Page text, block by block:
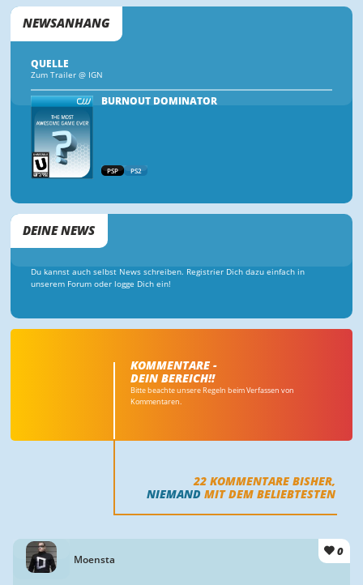
NEWSANHANG
QUELLE
Zum Trailer @ IGN
BURNOUT DOMINATOR
PSP PS2
DEINE NEWS
Du kannst auch selbst News schreiben. Registrier Dich dazu einfach in
unserem Forum oder logge Dich ein!
KOMMENTARE -
DEIN BEREICH!!
Bitte beachte unsere Regeln beim Verfassen von
Kommentaren.
22 KOMMENTARE BISHER,
NIEMAND MIT DEM BELIEBTESTEN
Moensta
0